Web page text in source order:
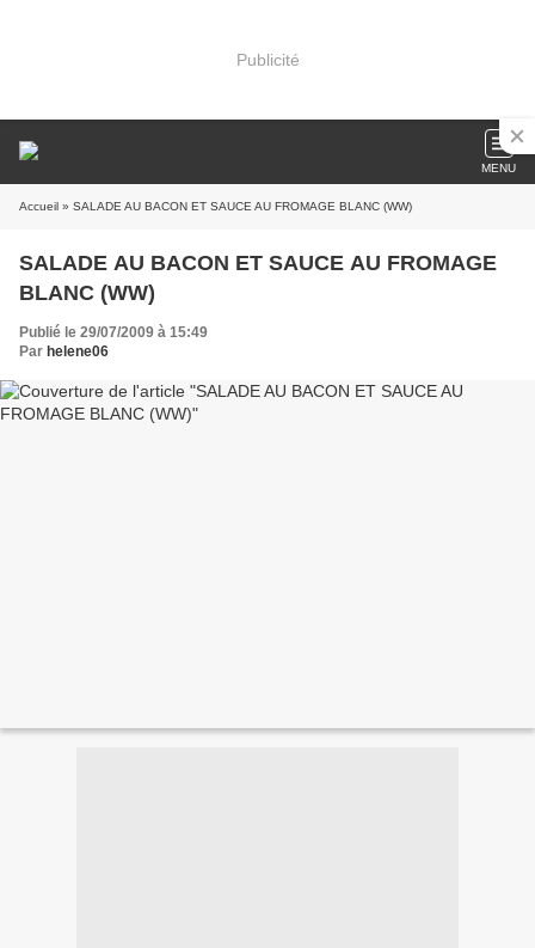
Publicité
MENU
Accueil » SALADE AU BACON ET SAUCE AU FROMAGE BLANC (WW)
SALADE AU BACON ET SAUCE AU FROMAGE
BLANC (WW)
Publié le 29/07/2009 à 15:49
Par helene06